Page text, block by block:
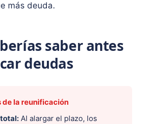
más deuda.
saber antes
deudas
de la reunificación
Al alargar el plazo, los